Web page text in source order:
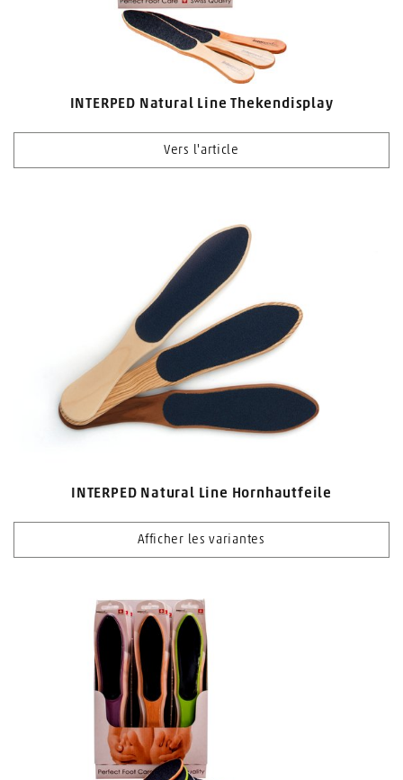
INTERPED Natural Line Thekendisplay
Vers l'article
INTERPED Natural Line Hornhautfeile
Afficher les variantes